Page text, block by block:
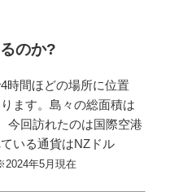
のか?
時間ほどの場所に位置
ます。島々の総面積は
今回訪れたのは国際空港
いる通貨はNZドル
年5月現在